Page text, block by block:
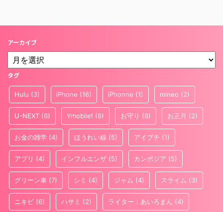
アーカイブ
タグ
Hulu (3) iPhone (16) iPhonne (1) mineo (2)
U-NEXT (6) Ymobile! (6) お守り (6) お正月 (2)
お金の雑学 (4) ほうれい線 (5) アイプチ (1)
アプリ (4) インフルエンザ (5) カンボジア (5)
グリーン車 (7) シミ (4) ジャム (4) スライム (3)
ニキビ (6) ハサミ (2) ライター：あいろまん (4)